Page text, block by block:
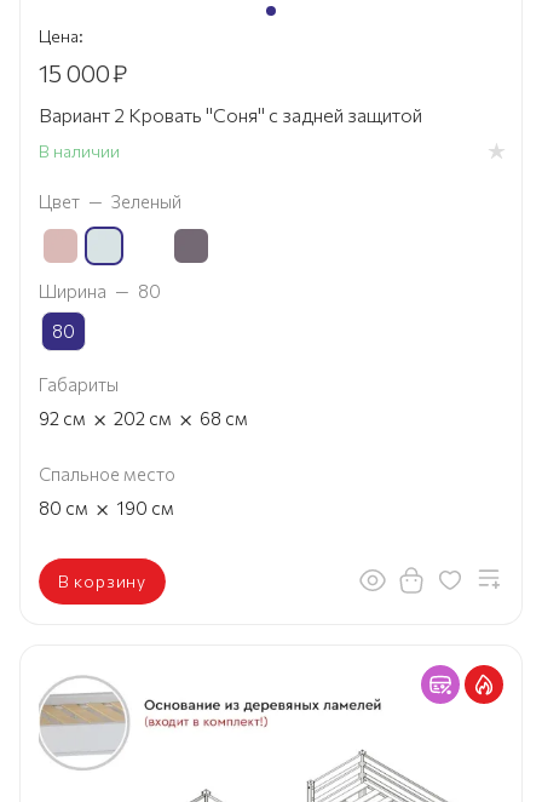
Цена:
15 000₽
Вариант 2 Кровать "Соня" с задней защитой
В наличии
Цвет — Зеленый
Ширина — 80
80
Габариты
92 см × 202 см × 68 см
Спальное место
80 см × 190 см
В корзину